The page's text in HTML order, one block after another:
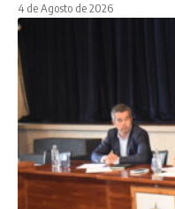
4 de Agosto de 2026